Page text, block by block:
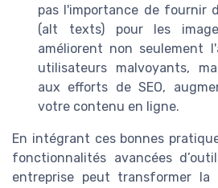
pas l'importance de fournir
(alt texts) pour les
améliorent non seulement
utilisateurs malvoyants,
aux efforts de SEO,
votre contenu en ligne.
En intégrant ces bonnes
fonctionnalités avancées
entreprise peut transformer la